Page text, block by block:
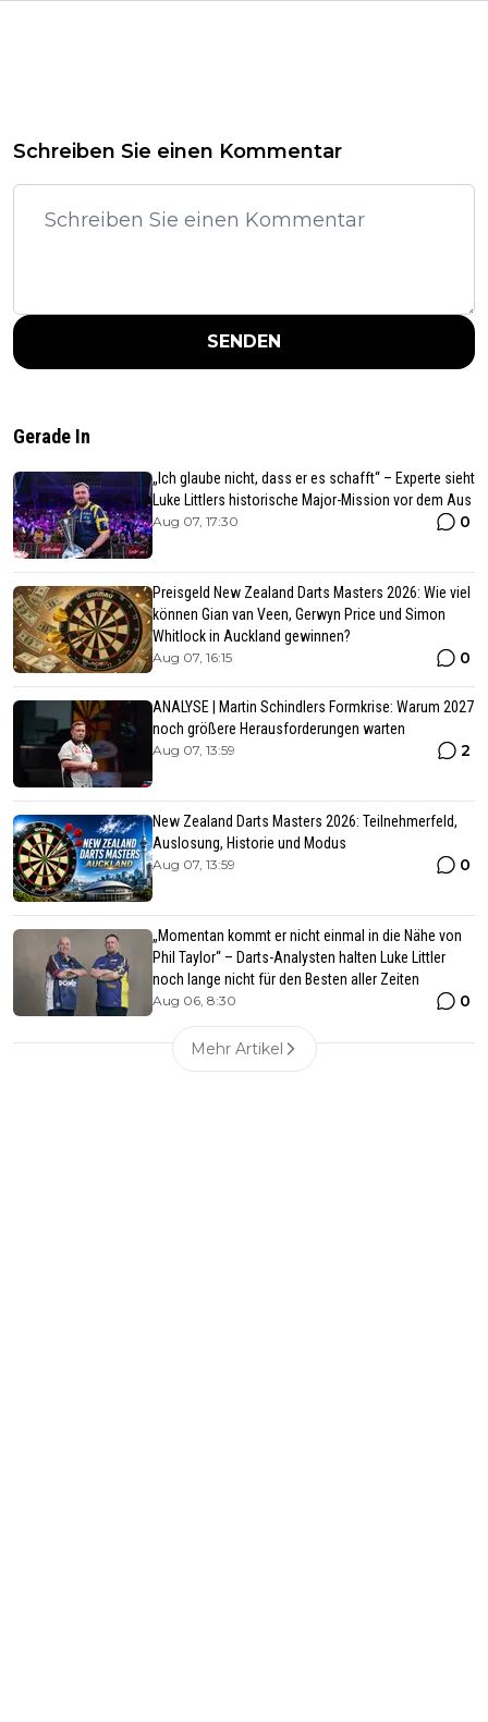
Schreiben Sie einen Kommentar
SENDEN
Gerade In
„Ich glaube nicht, dass er es schafft“ – Experte sieht
Luke Littlers historische Major-Mission vor dem Aus
Aug 07, 17:30 0
Preisgeld New Zealand Darts Masters 2026: Wie viel
können Gian van Veen, Gerwyn Price und Simon
Whitlock in Auckland gewinnen?
Aug 07, 16:15 0
ANALYSE | Martin Schindlers Formkrise: Warum 2027
noch größere Herausforderungen warten
Aug 07, 13:59 2
New Zealand Darts Masters 2026: Teilnehmerfeld,
Auslosung, Historie und Modus
Aug 07, 13:59 0
„Momentan kommt er nicht einmal in die Nähe von
Phil Taylor“ – Darts-Analysten halten Luke Littler
noch lange nicht für den Besten aller Zeiten
Aug 06, 8:30 0
Mehr Artikel